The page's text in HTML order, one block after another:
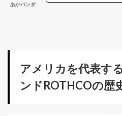
あかパンダ
アメリカを代表す
ンドROTHCOの歴